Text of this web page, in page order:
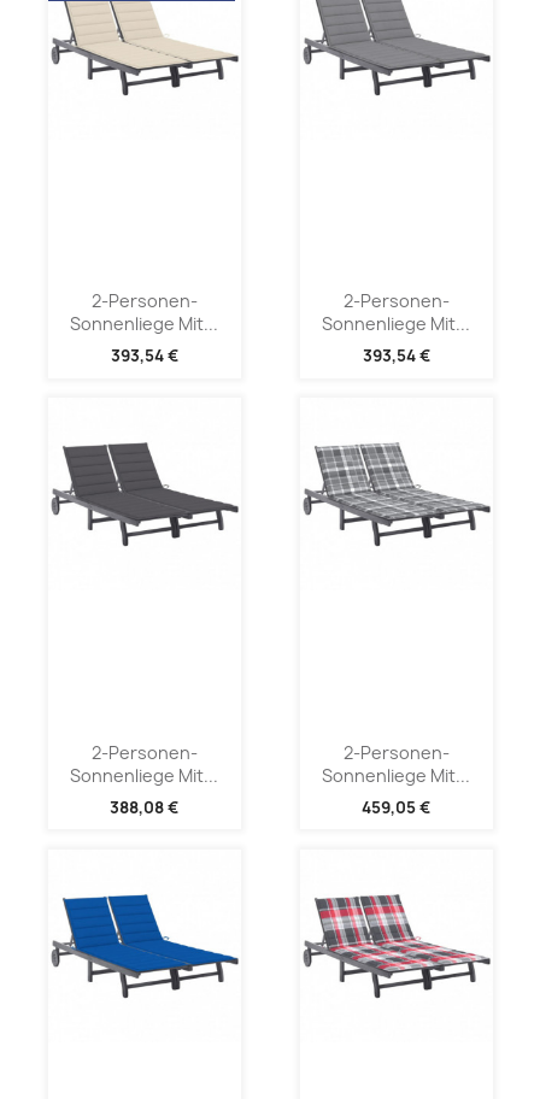
2-Personen-
Sonnenliege Mit...
393,54 €
2-Personen-
Sonnenliege Mit...
393,54 €
2-Personen-
Sonnenliege Mit...
388,08 €
2-Personen-
Sonnenliege Mit...
459,05 €